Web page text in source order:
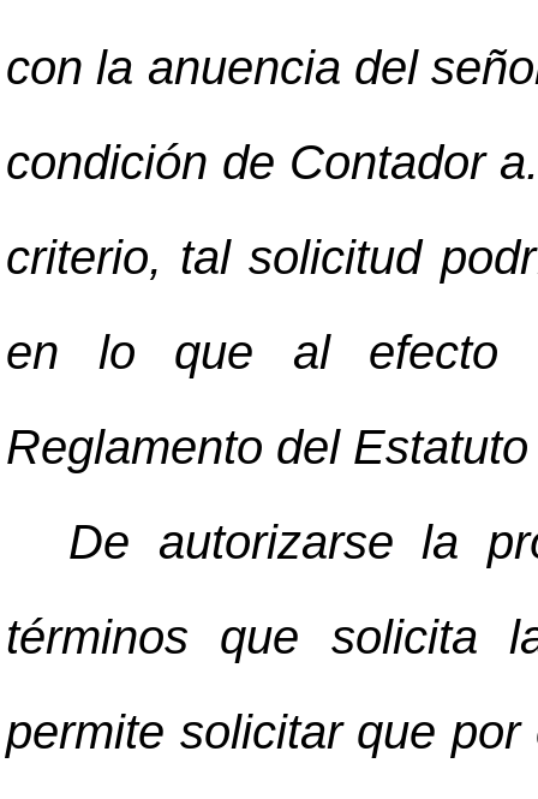
con la anuencia del
condición de Contador
criterio, tal solicitud
en lo que al efecto
Reglamento del
De autorizarse la
términos que solicita
permite solicitar que